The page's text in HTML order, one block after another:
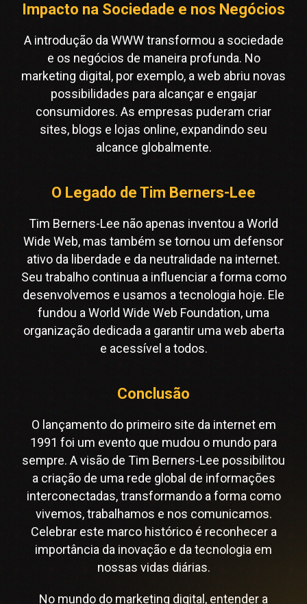
Impacto na Sociedade e nos Negócios
A introdução da WWW transformou a sociedade
e os negócios de maneira profunda. No
marketing digital, por exemplo, a web abriu novas
possibilidades para alcançar e engajar
consumidores. As empresas puderam criar
sites, blogs e lojas online, expandindo seu
alcance globalmente.
O Legado de Tim Berners-Lee
Tim Berners-Lee não apenas inventou a World
Wide Web, mas também se tornou um defensor
ativo da liberdade e da neutralidade na internet.
Seu trabalho continua a influenciar a forma como
desenvolvemos e usamos a tecnologia hoje. Ele
fundou a World Wide Web Foundation, uma
organização dedicada a garantir uma web aberta
e acessível a todos.
Conclusão
O lançamento do primeiro site da internet em
1991 foi um evento que mudou o mundo para
sempre. A visão de Tim Berners-Lee possibilitou
a criação de uma rede global de informações
interconectadas, transformando a forma como
vivemos, trabalhamos e nos comunicamos.
Celebrar este marco histórico é reconhecer a
importância da inovação e da tecnologia em
nossas vidas diárias.
No mundo do marketing digital, entender a